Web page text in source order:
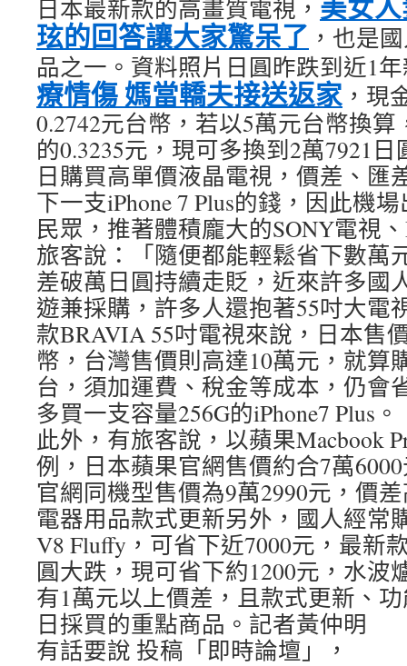
日本最新款的高畫質電視，
玹的回答讓大家驚呆了 ，也是
品之一。資料照片日圓昨跌到近1
療情傷 媽當轎夫接送返家 ，現
0.2742元台幣，若以5萬元台幣換
的0.3235元，現可多換到2萬7921
日購買高單價液晶電視，價差、匯
下一支iPhone 7 Plus的錢，因此機
民眾，推著體積龐大的SONY電視
旅客說：「隨便都能輕鬆省下數萬
差破萬日圓持續走貶，近來許多國
遊兼採購，許多人還抱著55吋大電
款BRAVIA 55吋電視來說，日本售
幣，台灣售價則高達10萬元，就算
台，須加運費、稅金等成本，仍會
多買一支容量256G的iPhone7 Plus。
此外，有旅客說，以蘋果Macbook
例，日本蘋果官網售價約合7萬
官網同機型售價為9萬2990元，價
電器用品款式更新另外，國人經常
V8 Fluffy，可省下近7000元，最新
圓大跌，現可省下約1200元，水波
有1萬元以上價差，且款式更新、
日採買的重點商品。記者黃仲明
有話要說 投稿「即時論壇」，